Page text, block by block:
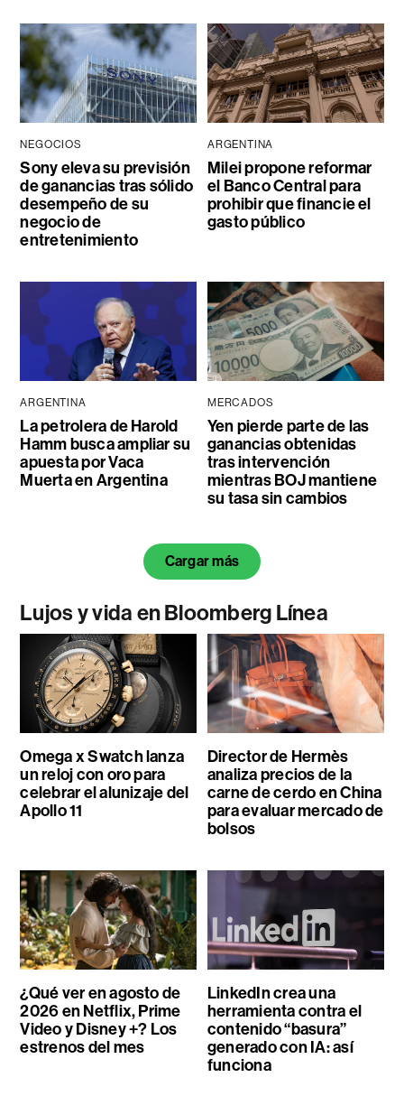
NEGOCIOS
Sony eleva su previsión
de ganancias tras sólido
desempeño de su
negocio de
entretenimiento
ARGENTINA
Milei propone reformar
el Banco Central para
prohibir que financie el
gasto público
ARGENTINA
La petrolera de Harold
Hamm busca ampliar su
apuesta por Vaca
Muerta en Argentina
MERCADOS
Yen pierde parte de las
ganancias obtenidas
tras intervención
mientras BOJ mantiene
su tasa sin cambios
Cargar más
Lujos y vida en Bloomberg Línea
Omega x Swatch lanza
un reloj con oro para
celebrar el alunizaje del
Apollo 11
Director de Hermès
analiza precios de la
carne de cerdo en China
para evaluar mercado de
bolsos
¿Qué ver en agosto de
2026 en Netflix, Prime
Video y Disney +? Los
estrenos del mes
LinkedIn crea una
herramienta contra el
contenido “basura”
generado con IA: así
funciona